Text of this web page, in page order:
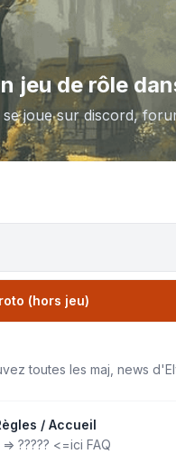
jeu de rôle
se joue sur discord,
(hors jeu)
toutes les maj, news
/ Accueil
????? <=ici FAQ